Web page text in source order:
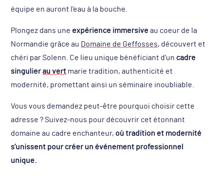
équipe en auront l’eau à la bouche.
Plongez dans une expérience immersiveau coeur de la
Normandie grâce au Domaine de Geffosses, découvert et
chéri par Solenn. Ce lieu unique bénéficiant d’un cadre
singulierau vert marie tradition, authenticité et
modernité, promettant ainsi un séminaire inoubliable.
Vous vous demandez peut-être pourquoi choisir cette
adresse ? Suivez-nous pour découvrir cet étonnant
domaine au cadre enchanteur, où tradition et modernité
s’unissent pour créer un événement professionnel
unique.